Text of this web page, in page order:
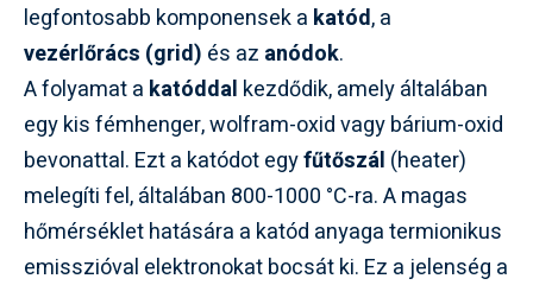
legfontosabb komponensek a katód, a
vezérlőrács (grid) és az anódok.
A folyamat a katóddal kezdődik, amely általában
egy kis fémhenger, wolfram-oxid vagy bárium-oxid
bevonattal. Ezt a katódot egyfűtőszál (heater)
melegíti fel, általában 800-1000 °C-ra. A magas
hőmérséklet hatására a katód anyaga termionikus
emisszióval elektronokat bocsát ki. Ez a jelenség a